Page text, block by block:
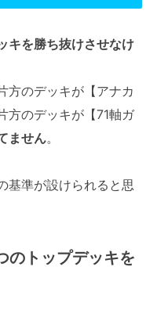
キを勝ち抜けさせなけ
方のデッキが【アナカ
方のデッキが【71軸ガ
ません。
基準が設けられると思
トップデッキを